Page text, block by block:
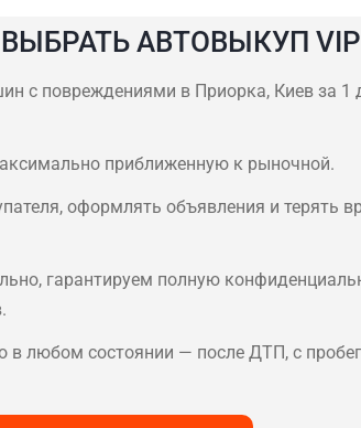
АВТОВЫКУП
с повреждениями в Приорка, Киев за 1
приближенную к рыночной.
оформлять объявления и терять
гарантируем полную
в любом состоянии — после ДТП, с